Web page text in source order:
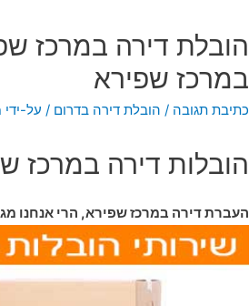
הובלת דירה במרכז
במרכז שפירא
כתיבת תגובה / הובלת דירה בדרום / על-ידי
הובלות דירה במרכז
העברת דירה במרכז שפירא, הרי אנחנו